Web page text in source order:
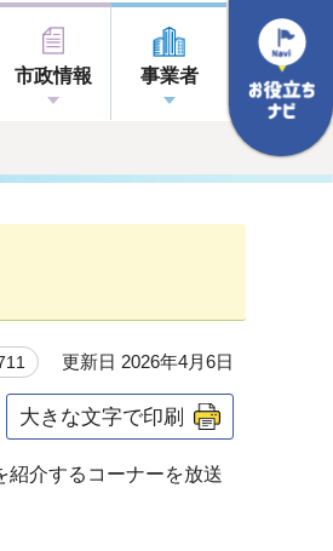
市政情報 事業者
更新日 2026年4月6日
大きな文字で印刷
紹介するコーナーを放送